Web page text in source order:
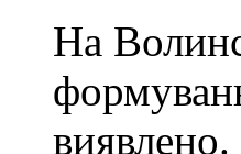
На
виявлено.